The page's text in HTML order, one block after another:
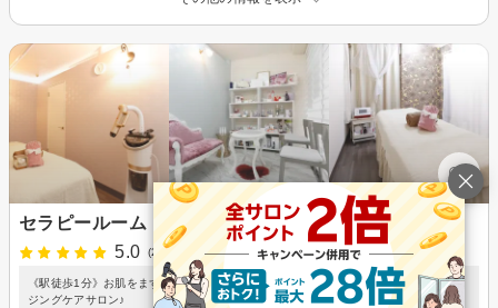
セラピールーム アンシャンテ
5.0
(2件)
《駅徒歩1分》お肌をまず"整える" 更にお悩み別に無理なくステップUPもできるエイ
ジングケアサロン♪